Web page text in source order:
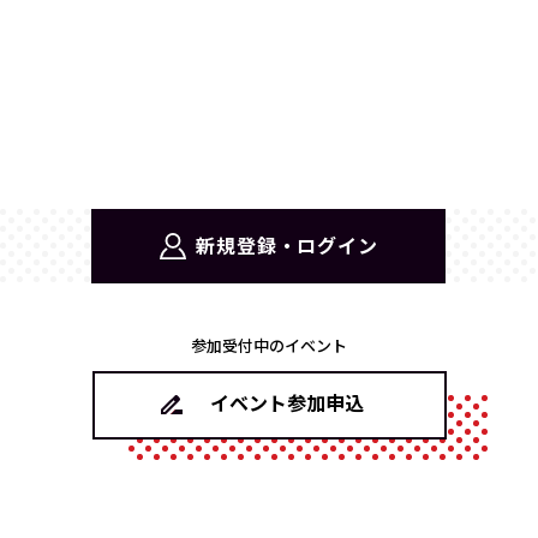
新規登録・ログイン
参加受付中のイベント
イベント参加申込